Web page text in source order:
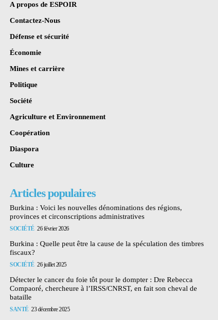
A propos de ESPOIR
Contactez-Nous
Défense et sécurité
Économie
Mines et carrière
Politique
Société
Agriculture et Environnement
Coopération
Diaspora
Culture
Articles populaires
Burkina : Voici les nouvelles dénominations des régions,
provinces et circonscriptions administratives
SOCIÉTÉ 26 février 2026
Burkina : Quelle peut être la cause de la spéculation des timbres
fiscaux?
SOCIÉTÉ 26 juillet 2025
Détecter le cancer du foie tôt pour le dompter : Dre Rebecca
Compaoré, chercheure à l’IRSS/CNRST, en fait son cheval de
bataille
SANTÉ 23 décembre 2025